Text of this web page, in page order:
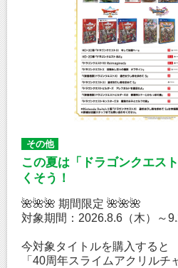
その他
この夏は「ドラゴンクエス
くそう！
🌺🌺🌺 期間限定 🌺🌺🌺
対象期間：2026.8.6（木）～
今対象タイトルを購入すると
「40周年スライムアクリルチ